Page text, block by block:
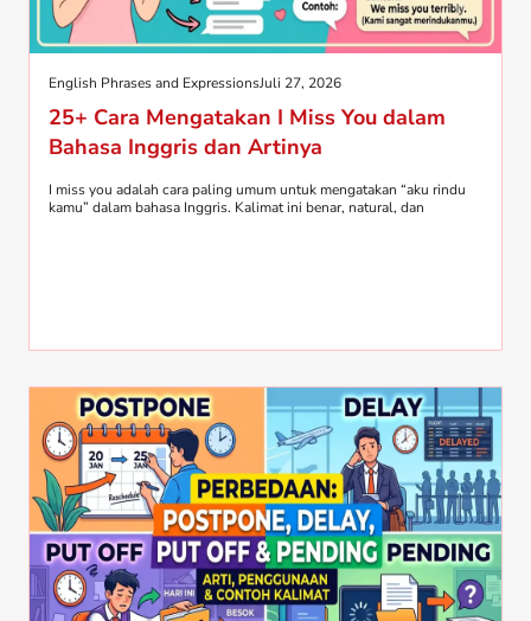
English Phrases and ExpressionsJuli 27, 2026
25+ Cara Mengatakan I Miss You dalam
Bahasa Inggris dan Artinya
I miss you adalah cara paling umum untuk mengatakan “aku rindu
kamu” dalam bahasa Inggris. Kalimat ini benar, natural, dan